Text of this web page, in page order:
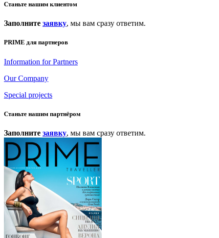
Станьте нашим клиентом
Заполните заявку, мы вам сразу ответим.
PRIME для партнеров
Information for Partners
Our Company
Special projects
Станьте нашим партнёром
Заполните заявку, мы вам сразу ответим.